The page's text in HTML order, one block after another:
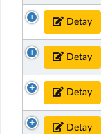
Detay
Detay
Detay
Detay